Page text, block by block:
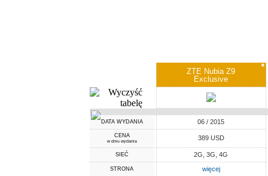
✖
ZTE Nubia Z9
Exclusive
DATA WYDANIA 06 / 2015
CENA
w dniu wydania 389 USD
SIEĆ 2G, 3G, 4G
STRONA więcej